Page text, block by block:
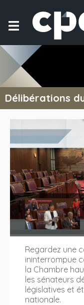
Délibérations
Regardez une
ininterrompue
la Chambre
les sénateurs
législatives et
nationale.